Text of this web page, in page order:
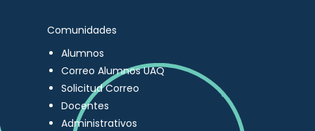
Comunidades
Alumnos
Correo Alumnos UAQ
Solicitud Correo
Docentes
Administrativos